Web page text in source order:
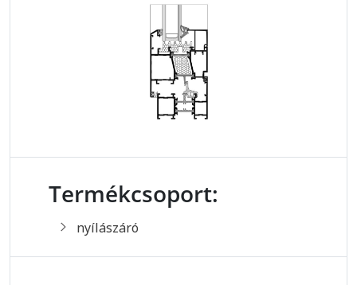
Termékcsoport:
nyílászáró